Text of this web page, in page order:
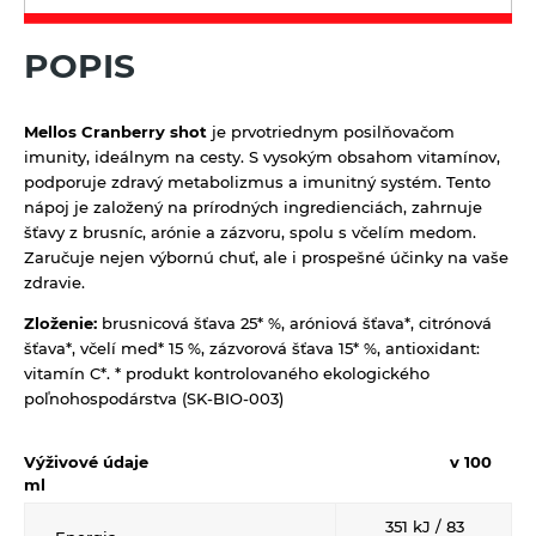
Oleje
Mäsové výrobky
Prírodná kozmetika
Balzamy na pery
Tuhé mydlá
Vlasová prírodná kozmetika
Pudingy a dezerty
Pudingy
Sirupy
Sirupy bez pridaného cukru
Sirupy bylinkové s trstinovým cukrom
Sirupy ovocné s trstinovým cukrom
Sladidlá a včelie produkty
Sladidlá
Včelie produkty
Sterilizovaná zelenina
Tyčinky a grissiny
Vločky a lupienky
Polotovary
Výrobky z obilnín
Zmesi na varenie a pečenie
POPIS
Mellos Cranberry shot je prvotriednym posilňovačom
imunity, ideálnym na cesty. S vysokým obsahom vitamínov,
podporuje zdravý metabolizmus a imunitný systém. Tento
nápoj je založený na prírodných ingredienciách, zahrnuje
šťavy z brusníc, arónie a zázvoru, spolu s včelím medom.
Zaručuje nejen výbornú chuť, ale i prospešné účinky na vaše
zdravie.
Zloženie: brusnicová šťava 25* %, aróniová šťava*, citrónová
šťava*, včelí med* 15 %, zázvorová šťava 15* %, antioxidant:
vitamín C*. * produkt kontrolovaného ekologického
poľnohospodárstva (SK-BIO-003)
Výživové údaje
v 100
ml
351 kJ / 83